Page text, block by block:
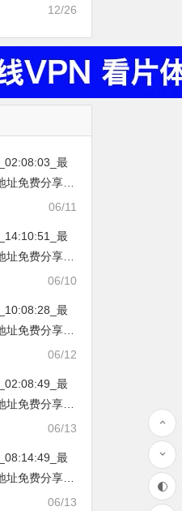
12/26
最
址免费分享…
开放免费分享
湾|马来西亚|
06/11
最
址免费分享…
开放免费分享
湾|马来西亚|
06/10
最
址免费分享…
开放免费分享
湾|马来西亚|
06/12
最
址免费分享…
开放免费分享
湾|马来西亚|
06/13
最
址免费分享…
开放免费分享
06/13